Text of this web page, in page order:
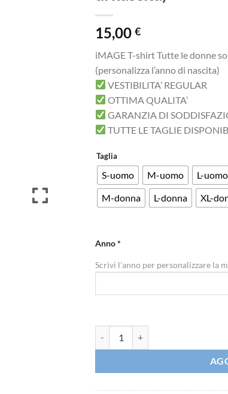
15,00€
iMAGE T-shirt Tutte le donne
(personalizza l’anno di nascita)
VESTIBILITA’ REGULAR
OTTIMA QUALITA’
GARANZIA DI
TUTTE LE TAGLIE
Taglia
S-uomo M-uomo L-uomo
M-donna
L-donna XL-
Anno*
Scrivi l'anno per personalizzare la